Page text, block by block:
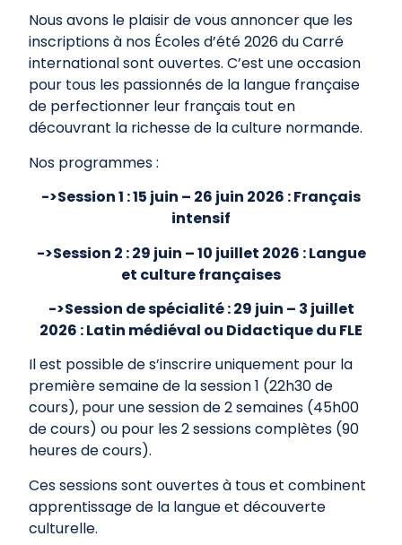
Nous avons le plaisir de vous annoncer que les
inscriptions à nos Écoles d’été 2026 du Carré
international sont ouvertes. C’est une occasion
pour tous les passionnés de la langue française
de perfectionner leur français tout en
découvrant la richesse de la culture normande.
Nos programmes :
->Session 1 : 15 juin – 26 juin 2026 : Français
intensif
->Session 2 : 29 juin – 10 juillet 2026 : Langue
et culture françaises
->Session de spécialité : 29 juin – 3 juillet
2026 : Latin médiéval ou Didactique du FLE
Il est possible de s’inscrire uniquement pour la
première semaine de la session 1 (22h30 de
cours), pour une session de 2 semaines (45h00
de cours) ou pour les 2 sessions complètes (90
heures de cours).
Ces sessions sont ouvertes à tous et combinent
apprentissage de la langue et découverte
culturelle.